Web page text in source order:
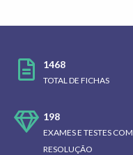
1468
TOTAL DE FICHAS
198
EXAMES E TESTES COM
RESOLUÇÃO